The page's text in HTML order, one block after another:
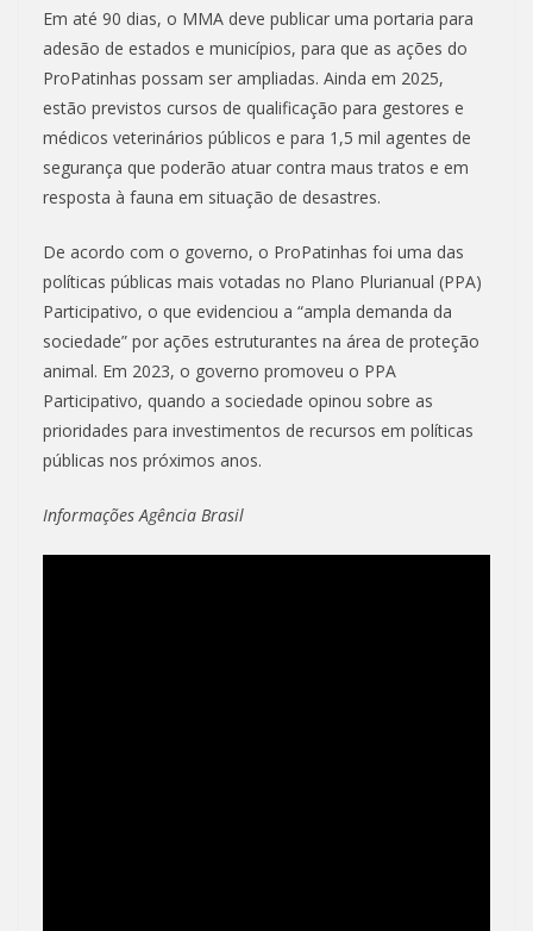
Em até 90 dias, o MMA deve publicar uma portaria para
adesão de estados e municípios, para que as ações do
ProPatinhas possam ser ampliadas. Ainda em 2025,
estão previstos cursos de qualificação para gestores e
médicos veterinários públicos e para 1,5 mil agentes de
segurança que poderão atuar contra maus tratos e em
resposta à fauna em situação de desastres.
De acordo com o governo, o ProPatinhas foi uma das
políticas públicas mais votadas no Plano Plurianual (PPA)
Participativo, o que evidenciou a “ampla demanda da
sociedade” por ações estruturantes na área de proteção
animal. Em 2023, o governo promoveu o PPA
Participativo, quando a sociedade opinou sobre as
prioridades para investimentos de recursos em políticas
públicas nos próximos anos.
Informações Agência Brasil